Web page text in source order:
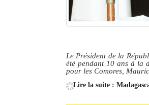
Le Nord de Madagascar
Le Président de la
été pendant 10 ans à la
pour les Comores,
Lire la suite :